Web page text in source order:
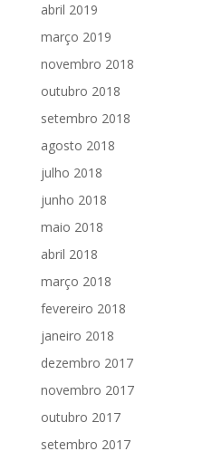
abril 2019
março 2019
novembro 2018
outubro 2018
setembro 2018
agosto 2018
julho 2018
junho 2018
maio 2018
abril 2018
março 2018
fevereiro 2018
janeiro 2018
dezembro 2017
novembro 2017
outubro 2017
setembro 2017